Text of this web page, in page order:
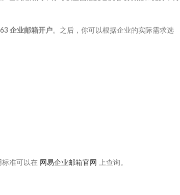
企业邮箱开户。之后，你可以根据企业的实际需求选
准可以在 网易企业邮箱官网 上查询。